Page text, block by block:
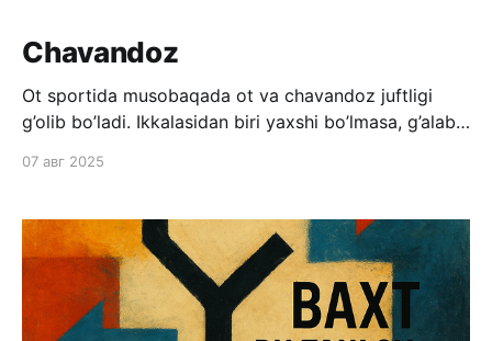
Chavandoz
Ot sportida musobaqada ot va chavandoz juftligi
g’olib bo’ladi. Ikkalasidan biri yaxshi bo’lmasa, g’alaba
tikkanda g’oya (ot) va boshqaruvchi (chavandoz) ga
ajoyib bo’lmasin, jamoa va rahbarga ishonch
07 авг 2025